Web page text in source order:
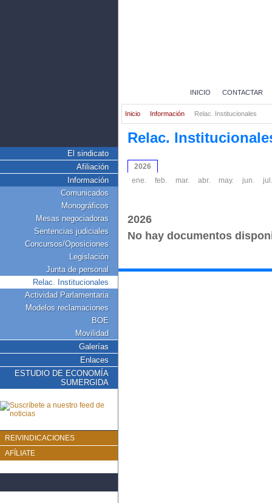
El sindicato
Afiliación
Información
Comunicados
Monográficos
Mesas negociadoras
Sentencias judiciales
Concursos/Oposiciones
Legislación
Junta de personal
Relac. Institucionales
Actividad Parlamentaria
Modelos reclamaciones
BOE
Movilidad
Galerías
Enlaces
ESTUDIO DE ECONOMÍA
SUMERGIDA
REIVINDICACIONES
AFÍLIATE
INICIO CONTACTAR
Inicio Información Relac. Institucionales
Relac.
2026
ene.
feb. mar. abr. may. jun. jul.
2026
No hay documentos